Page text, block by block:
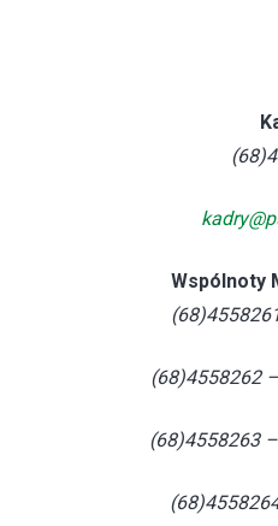
Wspólnoty
(68)4558262
(68)4558263